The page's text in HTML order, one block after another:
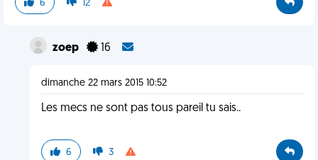
6 12
zoep 16
dimanche 22 mars 2015 10:52
Les mecs ne sont pas tous pareil tu sais..
6 3